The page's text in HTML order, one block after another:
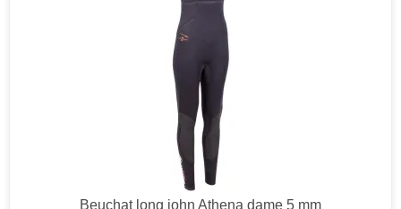
Beuchat long john Athena dame 5 mm